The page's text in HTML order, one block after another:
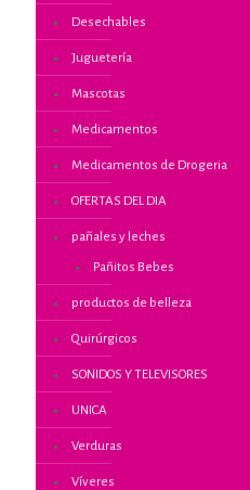
Desechables
Juguetería
Mascotas
Medicamentos
Medicamentos de Drogeria
OFERTAS DEL DIA
pañales y leches
Pañitos Bebes
productos de belleza
Quirúrgicos
SONIDOS Y TELEVISORES
UNICA
Verduras
Víveres